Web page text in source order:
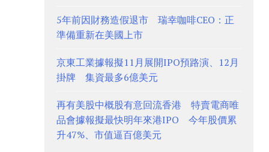
5年前因財務造假退市 瑞幸咖啡CEO：正
準備重新在美國上市
京東工業據報擬11月展開IPO預路演、12月
掛牌 集資最多6億美元
再有美股中概股有意回流香港 特賣電商唯
品會據報擬最快明年來港IPO 今年股價累
升47%、市值逼百億美元